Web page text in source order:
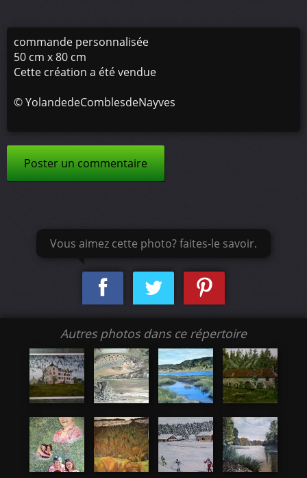
commande personnalisée
50 cm x 80 cm
Cette création a été vendue
©YolandedeComblesdeNayves
Poster un commentaire
Vous aimez cette photo? faites-le savoir.
Autres photos dans ce répertoire